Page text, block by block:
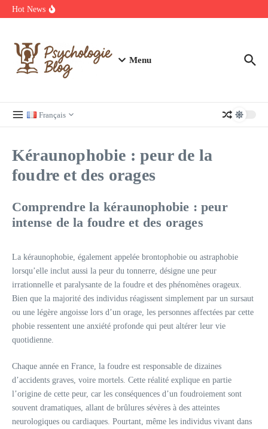
Aller au contenu
Hot News
Regardez Films et Séries en Streaming sur Wiflix
Menu
Français
Kéraunophobie : peur de la
foudre et des orages
Comprendre la kéraunophobie : peur
intense de la foudre et des orages
La kéraunophobie, également appelée brontophobie ou astraphobie
lorsqu’elle inclut aussi la peur du tonnerre, désigne une peur
irrationnelle et paralysante de la foudre et des phénomènes orageux.
Bien que la majorité des individus réagissent simplement par un sursaut
ou une légère angoisse lors d’un orage, les personnes affectées par cette
phobie ressentent une anxiété profonde qui peut altérer leur vie
quotidienne.
Chaque année en France, la foudre est responsable de dizaines
d’accidents graves, voire mortels. Cette réalité explique en partie
l’origine de cette peur, car les conséquences d’un foudroiement sont
souvent dramatiques, allant de brûlures sévères à des atteintes
neurologiques ou cardiaques. Pourtant, même les individus vivant dans